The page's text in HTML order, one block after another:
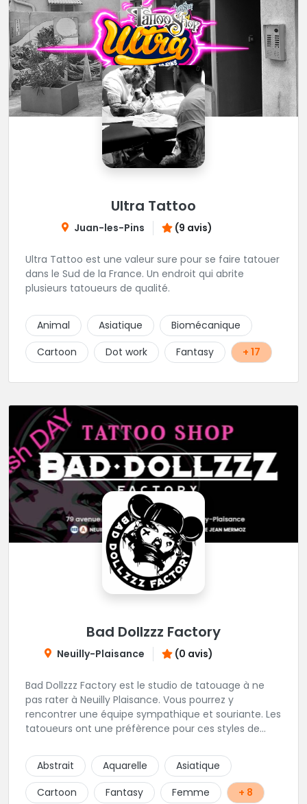
Ultra Tattoo
Juan-les-Pins (9 avis)
Ultra Tattoo est une valeur sure pour se faire tatouer
dans le Sud de la France. Un endroit qui abrite
plusieurs tatoueurs de qualité.
Animal Asiatique
Biomécanique
Cartoon
Dot work Fantasy + 17
Bad Dollzzz Factory
Neuilly-Plaisance (0 avis)
Bad Dollzzz Factory est le studio de tatouage à ne
pas rater à Neuilly Plaisance. Vous pourrez y
rencontrer une équipe sympathique et souriante. Les
tatoueurs ont une préfèrence pour ces styles de
culture et traits fins. Foncez !
Abstrait Aquarelle
Asiatique
Cartoon
Fantasy Femme + 8